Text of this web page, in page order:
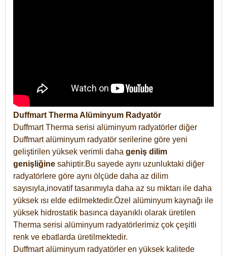
Duffmart Therma Alüminyum Radyatör
Duffmart Therma serisi alüminyum radyatörler diğer
Duffmart alüminyum radyatör serilerine göre yeni
geliştirilen yüksek verimli daha geniş dilim
genişliğine sahiptir.Bu sayede aynı uzunluktaki diğer
radyatörlere göre aynı ölçüde daha az dilim
sayısıyla,inovatif tasarımıyla daha az su miktarı ile daha
yüksek ısı elde edilmektedir.Özel alüminyum kaynağı ile
yüksek hidrostatik basınca dayanıklı olarak üretilen
Therma serisi alüminyum radyatörlerimiz çok çeşitli
renk ve ebatlarda üretilmektedir.
Duffmart alüminyum radyatörler en yüksek kalitede